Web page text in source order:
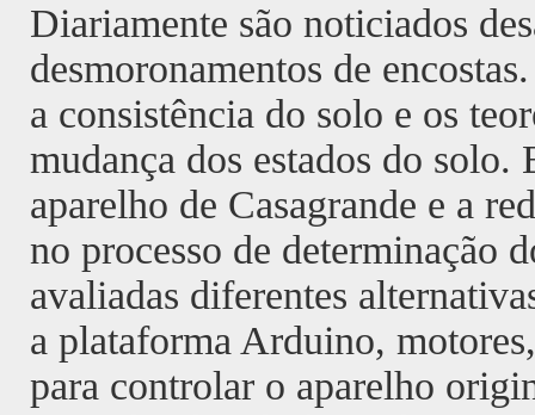
Diariamente são noticiados
desmoronamentos de
a consistência do solo e os
mudança dos estados do
aparelho de Casagrande e a
no processo de determinação
avaliadas diferentes
a plataforma Arduino,
para controlar o aparelho